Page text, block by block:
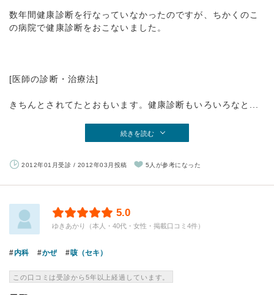
数年間健康診断を行なっていなかったのですが、ちかくのこ
の病院で健康診断をおこないました。
[医師の診断・治療法]
きちんとされてたとおもいます。健康診断もいろいろなと...
続きを読む
2012年01月受診 / 2012年03月投稿 5人が参考になった
5.0
ゆきあかり（本人・40代・女性・掲載口コミ4件）
内科 かぜ 咳（セキ）
この口コミは受診から5年以上経過しています。